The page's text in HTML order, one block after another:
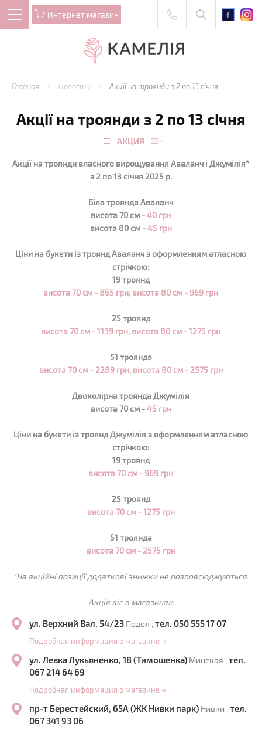
Интернет магазин
Главная Новости Акції на троянди з 2 по 13 січня
Акції на троянди з 2 по 13 січня
АКЦИЯ
Акції на троянди власного вирощування Аваланч і Джумілія*
з 2 по 13 січня 2025 р.
Біла троянда Аваланч
висота 70 см -40 грн
висота 80 см -45 грн
Ціни на букети із троянд Аваланч з оформленням атласною
стрічкою:
19 троянд
висота 70 см - 865 грн, висота 80 см - 969 грн
25 троянд
висота 70 см - 1139 грн, висота 80 см - 1275 грн
51 троянда
висота 70 см - 2289 грн, висота 80 см - 2575 грн
Двоколірна троянда Джумілія
висота 70 см -45 грн
Ціни на букети із троянд Джумілія з оформленням атласною
стрічкою:
19 троянд
висота 70 см - 969 грн
25 троянд
висота 70 см - 1275 грн
51 троянда
висота 70 см - 2575 грн
*На акційні позиції додаткові знижки не розповсюджуються.
Акція діє в магазинах:
ул. Верхний Вал, 54/23 Подол , тел. 050 555 17 07
Подробная информация о магазине →
ул. Левка Лукьяненко, 18 (Тимошенка) Минская , тел.
067 214 64 69
Подробная информация о магазине →
пр-т Берестейский, 65А (ЖК Нивки парк) Нивки , тел.
067 341 93 06